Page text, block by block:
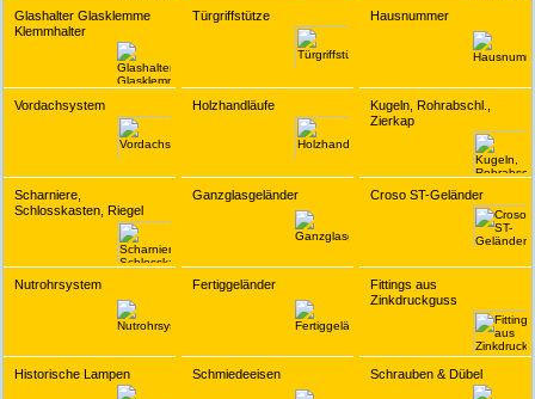
Glashalter Glasklemme
Klemmhalter
Türgriffstütze Hausnummer
Vordachsystem Holzhandläufe
Kugeln, Rohrabschl.,
Zierkap
Scharniere,
Schlosskasten, Riegel
Ganzglasgeländer Croso ST-Geländer
Nutrohrsystem Fertiggeländer
Fittings aus
Zinkdruckguss
Historische Lampen Schmiedeeisen Schrauben & Dübel